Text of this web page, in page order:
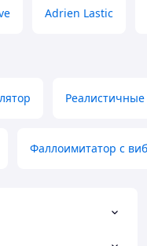
Adrien Lastic
Фаллоимитатор с